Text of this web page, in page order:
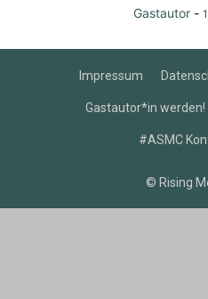
Gastautor -
Impressum
Gastautor*in werden!
#ASMC
© Rising